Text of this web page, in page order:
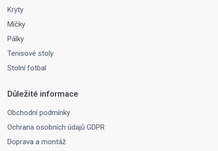
Kryty
Míčky
Pálky
Tenisové stoly
Stolní fotbal
Důležité informace
Obchodní podmínky
Ochrana osobních údajů GDPR
Doprava a montáž